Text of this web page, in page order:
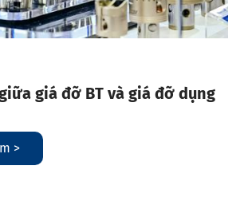
giá đỡ BT và giá đỡ dụng
>